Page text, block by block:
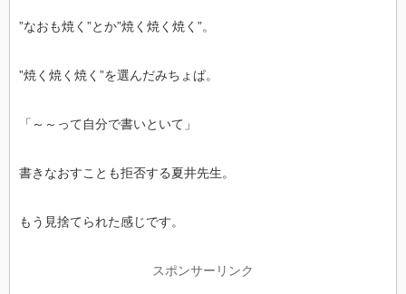
”なおも焼く”とか”焼く焼く焼く”。
”焼く焼く焼く”を選んだみちょぱ。
「～～って自分で書いといて」
書きなおすことも拒否する夏井先生。
もう見捨てられた感じです。
スポンサーリンク